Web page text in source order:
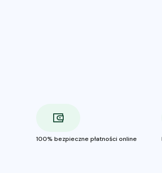
100% bezpieczne płatności online